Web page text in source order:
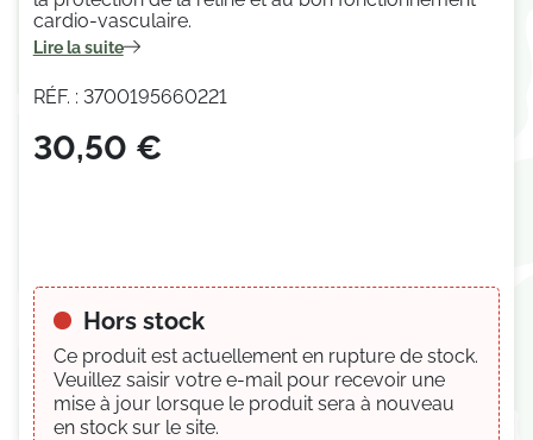
cardio-vasculaire.
Lire la suite
RÉF. : 3700195660221
30,50 €
Hors stock
Ce produit est actuellement en rupture de stock.
Veuillez saisir votre e-mail pour recevoir une
mise à jour lorsque le produit sera à nouveau
en stock sur le site.